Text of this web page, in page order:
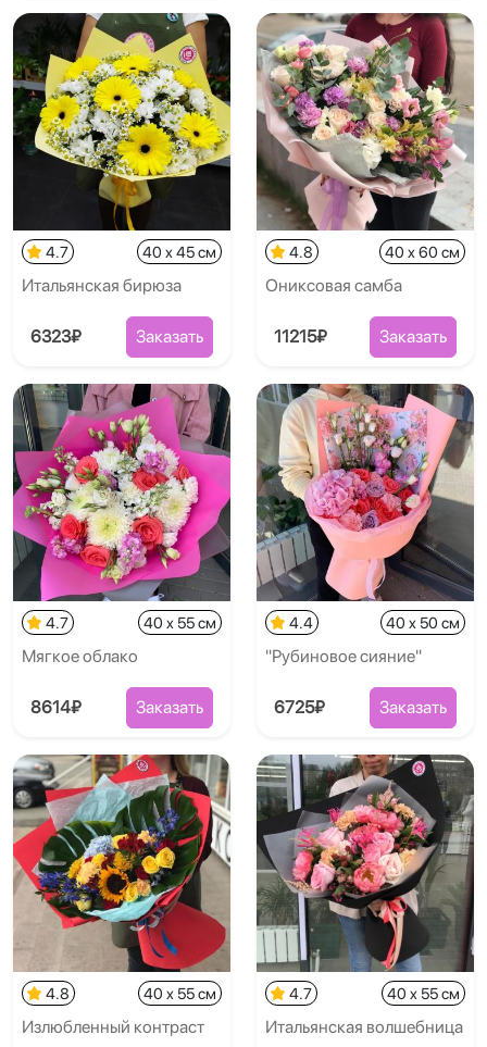
4.7 40 x 45 см
Итальянская бирюза
6323₽ Заказать
4.8 40 x 60 см
Ониксовая самба
11215₽ Заказать
4.7 40 x 55 см
Мягкое облако
8614₽ Заказать
4.4 40 x 50 см
"Рубиновое сияние"
6725₽ Заказать
4.8 40 x 55 см
Излюбленный контраст
4.7 40 x 55 см
Итальянская волшебница